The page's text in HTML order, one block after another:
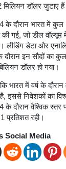
मिलियन डॉलर जुटाए
के दौरान भारत में कुल
की गई, जो डील
लीडिंग डेटा और
इन सौदों का
डॉलर हो गया।
कि भारत में वर्ष के
इससे निवेशकों का
दौरान वैश्विक स्तर
प्रतिशत रही।
Social Media